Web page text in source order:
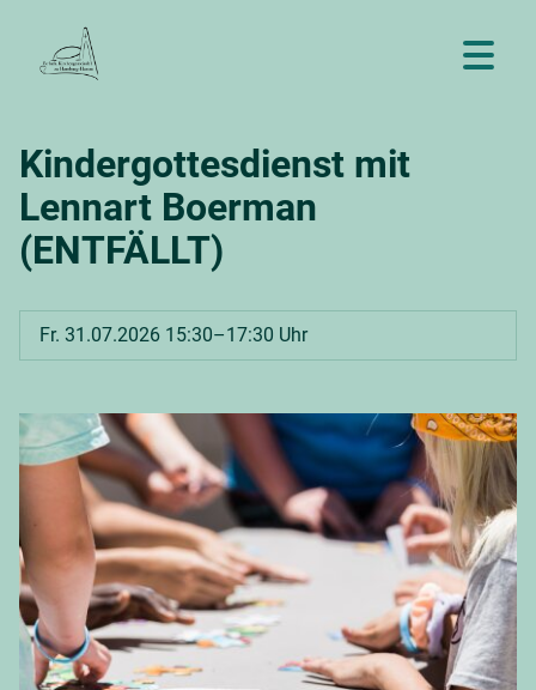
Kindergottesdienst mit
Lennart Boerman
(ENTFÄLLT)
Fr. 31.07.2026 15:30–17:30 Uhr